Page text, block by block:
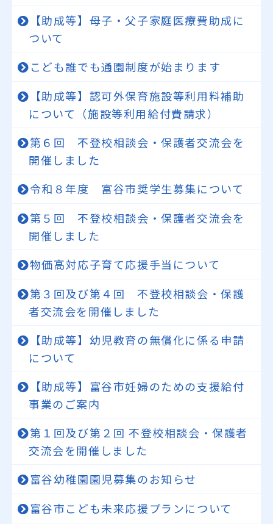
【助成等】母子・父子家庭医療費助成に
ついて
こども誰でも通園制度が始まります
【助成等】認可外保育施設等利用料補助
について（施設等利用給付費請求）
第６回 不登校相談会・保護者交流会を
開催しました
令和８年度 富谷市奨学生募集について
第５回 不登校相談会・保護者交流会を
開催しました
物価高対応子育て応援手当について
第３回及び第４回 不登校相談会・保護
者交流会を開催しました
【助成等】幼児教育の無償化に係る申請
について
【助成等】富谷市妊婦のための支援給付
事業のご案内
第１回及び第２回 不登校相談会・保護者
交流会を開催しました
富谷幼稚園園児募集のお知らせ
富谷市こども未来応援プランについて